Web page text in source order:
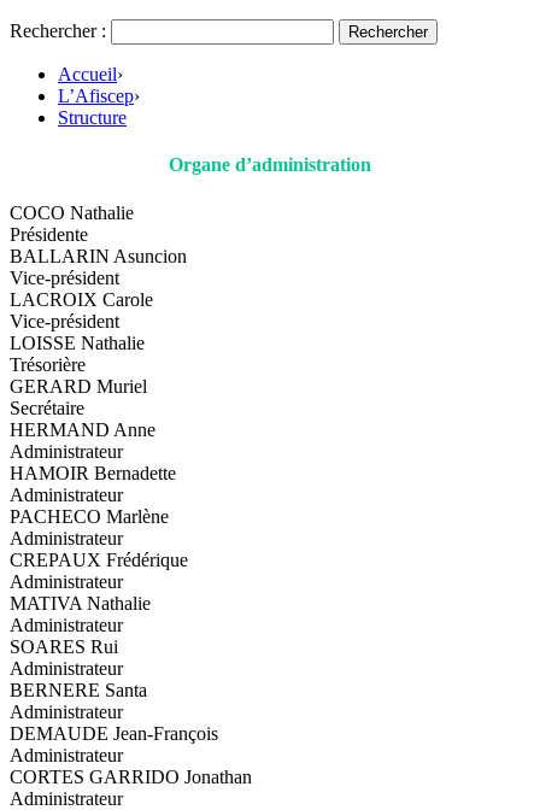
Rechercher :
Accueil›
L’Afiscep›
Structure
Organe d’administration
COCO Nathalie
Présidente
BALLARIN Asuncion
Vice-président
LACROIX Carole
Vice-président
LOISSE Nathalie
Trésorière
GERARD Muriel
Secrétaire
HERMAND Anne
Administrateur
HAMOIR Bernadette
Administrateur
PACHECO Marlène
Administrateur
CREPAUX Frédérique
Administrateur
MATIVA Nathalie
Administrateur
SOARES Rui
Administrateur
BERNERE Santa
Administrateur
DEMAUDE Jean-François
Administrateur
CORTES GARRIDO Jonathan
Administrateur